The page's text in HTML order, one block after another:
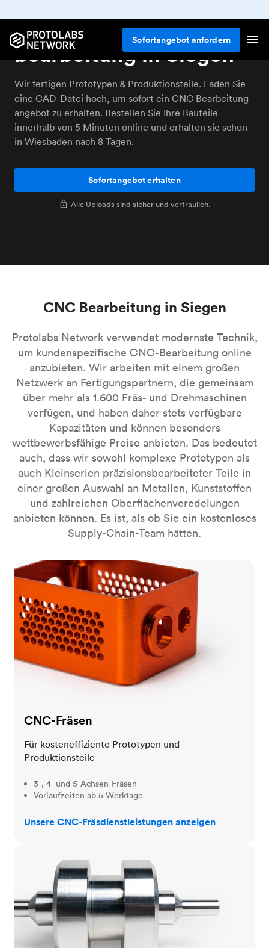
Sofortangebot anfordern
Online CNC
bearbeitung in Siegen
Wir fertigen Prototypen & Produktionsteile. Laden Sie
eine CAD-Datei hoch, um sofort ein CNC Bearbeitung
angebot zu erhalten. Bestellen Sie Ihre Bauteile
innerhalb von 5 Minuten online und erhalten sie schon
in Wiesbaden nach 8 Tagen.
Sofortangebot erhalten
Alle Uploads sind sicher und vertraulich.
CNC Bearbeitung in Siegen
Protolabs Network verwendet modernste Technik,
um kundenspezifische CNC-Bearbeitung online
anzubieten. Wir arbeiten mit einem großen
Netzwerk an Fertigungspartnern, die gemeinsam
über mehr als 1.600 Fräs- und Drehmaschinen
verfügen, und haben daher stets verfügbare
Kapazitäten und können besonders
wettbewerbsfähige Preise anbieten. Das bedeutet
auch, dass wir sowohl komplexe Prototypen als
auch Kleinserien präzisionsbearbeiteter Teile in
einer großen Auswahl an Metallen, Kunststoffen
und zahlreichen Oberflächenveredelungen
anbieten können. Es ist, als ob Sie ein kostenloses
Supply-Chain-Team hätten.
CNC-Fräsen
CNC-Fräsen
Für kosteneffiziente Prototypen und
Produktionsteile
3-, 4- und 5-Achsen-Fräsen
Vorlaufzeiten ab 5 Werktage
Unsere CNC-Fräsdienstleistungen anzeigen